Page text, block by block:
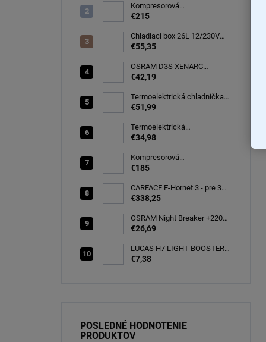
Kompresorová
autochladnička 40 litrov, -22C
€215
Chladiaci box 26L 12/230V
autochladnička, modrá
€55,35
OSRAM D3S XENARC
ORIGINAL SPARE 35W
€42,19
Termoelektrická chladnička
CARFACE 29 litrov -20C
€51,99
Termoelektrická
autochladnička 8 l
€34,98
Kompresorová
autochladnička 25 litrov, -20C
€185
CARFACE E-Hornet 3 - pre 3
elektro/bicykle
€338,25
OSRAM Night Breaker +220%
H7 PX26d 12V 55W BOX
€26,69
LUCAS H7 LIGHT BOOSTER
INFINITY +150% 12V 55W
€7,38
POSLEDNÉ HODNOTENIE
PRODUKTOV